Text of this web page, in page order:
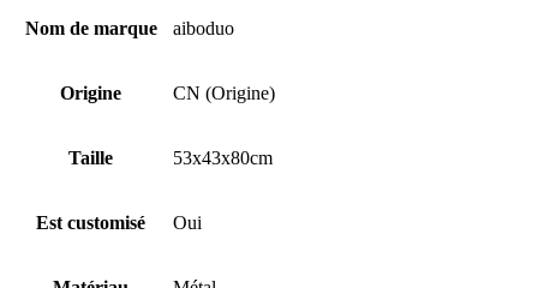
Nom de marque aiboduo
Origine CN (Origine)
Taille 53x43x80cm
Est customisé Oui